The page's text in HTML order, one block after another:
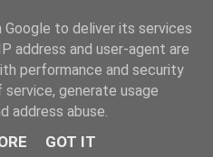
откъси, нови книги
· пон–пет 10:00–19:00 ·
to deliver its services
address and user-agent are
performance and security
generate usage
address abuse.
GOT IT